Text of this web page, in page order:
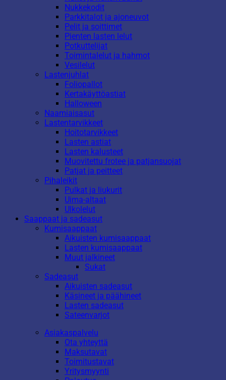
Nukkekodit
Parkkitalot ja ajoneuvot
Pelit ja soittimet
Pienten lasten lelut
Potkuttelijat
Toimintalelut ja hahmot
Vesilelut
Lastenjuhlat
Foliopallot
Kertakäyttöastiat
Halloween
Naamiaisasut
Lastentarvikkeet
Hoitotarvikkeet
Lasten astiat
Lasten kalusteet
Muovitettu frotee ja patjansuojat
Patjat ja peitteet
Pihaleikit
Pulkat ja liukurit
Uima-altaat
Ulkolelut
Saappaat ja sadeasut
Kumisaappaat
Aikuisten kumisaappaat
Lasten kumisaappaat
Muut jalkineet
Sukat
Sadeasut
Aikuisten sadeasut
Käsineet ja päähineet
Lasten sadeasut
Sateenvarjot
Asiakaspalvelu
Ota yhteyttä
Maksutavat
Toimitustavat
Yritysmyynti